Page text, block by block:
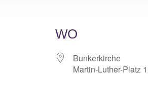
WO
Bunkerkirche
Martin-Luther-Platz